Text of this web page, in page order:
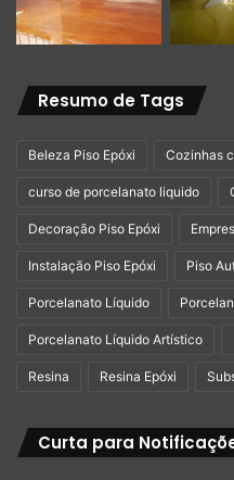
Resumo de Tags
Beleza Piso Epóxi Cozinhas
curso de porcelanato liquido
Decoração Piso Epóxi
Instalação Piso Epóxi Piso
Porcelanato Líquido
Porcelanato Líquido Artístico
Resina Resina Epóxi
Curta para